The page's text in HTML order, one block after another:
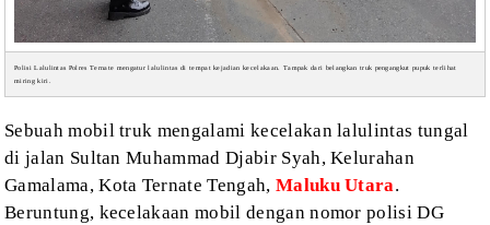
Polisi Lalulintas Polres Ternate mengatur lalulintas di tempat kejadian kecelakaan. Tampak dari belangkan truk pengangkut pupuk terlihat
miring kiri.
Sebuah mobiltruk mengalami kecelakan lalulintas tungal
di jalan Sultan Muhammad DjabirSyah, Kelurahan
Gamalama, Kota Ternate Tengah, Maluku Utara.
Beruntung, kecelakaan mobil dengan nomor polisi DG